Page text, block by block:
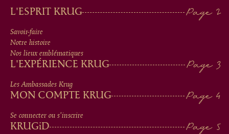
MAIN
MEN
IN
FOOTER
L'ESPRIT KRUG
Savoir-faire
Notre histoire
Nos lieux emblématiques
L'EXPÉRIENCE KRUG
Les Ambassades Krug
MON COMPTE KRUG
Se connecter ou s'inscrire
KRUGiD